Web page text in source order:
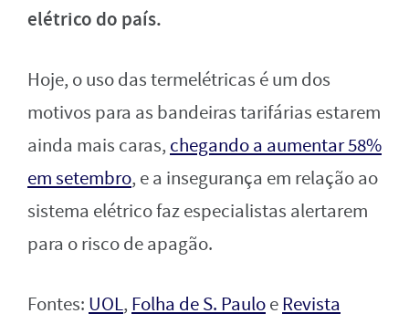
elétrico do país.
Hoje, o uso das termelétricas é um dos
motivos para as bandeiras tarifárias estarem
ainda mais caras, chegando a aumentar 58%
em setembro, e a insegurança em relação ao
sistema elétrico faz especialistas alertarem
para o risco de apagão.
Fontes: UOL, Folha de S. PauloeRevista